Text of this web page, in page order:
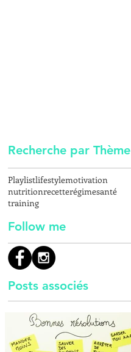
Recherche par Thème
Playlistlifestylemotivation
nutritionrecetterégimesanté
training
Follow me
Posts associés